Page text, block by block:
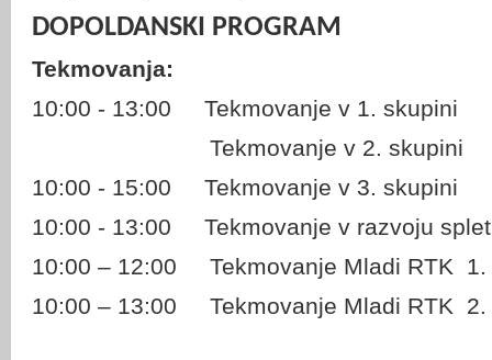
DOPOLDANSKI PROGRAM
Tekmovanja:
10:00 - 13:00
Tekmovanje v 1. skupini
Tekmovanje v 2. skupini
10:00 - 15:00
Tekmovanje v 3. skupini
10:00 - 13:00
Tekmovanje v razvoju
10:00 – 12:00
Tekmovanje Mladi RTK
1.
10:00 – 13:00
Tekmovanje Mladi RTK 2.